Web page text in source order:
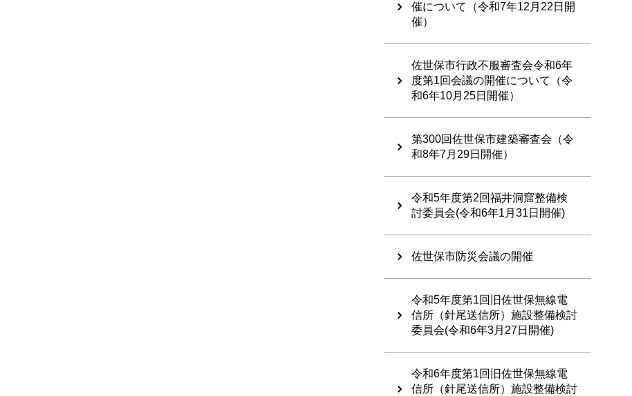
催について（令和7年12月22日開
催）
佐世保市行政不服審査会令和6年
度第1回会議の開催について（令
和6年10月25日開催）
第300回佐世保市建築審査会（令
和8年7月29日開催）
令和5年度第2回福井洞窟整備検
討委員会(令和6年1月31日開催)
佐世保市防災会議の開催
令和5年度第1回旧佐世保無線電
信所（針尾送信所）施設整備検討
委員会(令和6年3月27日開催)
令和6年度第1回旧佐世保無線電
信所（針尾送信所）施設整備検討